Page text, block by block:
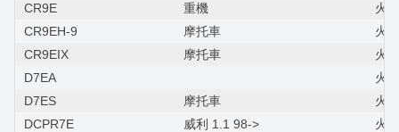
CR9E
重機
火
CR9EH-9
摩托車
火
CR9EIX
摩托車
火
D7EA
火
D7ES
摩托車
火
DCPR7E
威利 1.1 98->
火